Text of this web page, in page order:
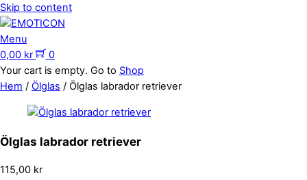
Skip to content
Menu
0,00 kr
0
Your cart is empty. Go to Shop
Hem / Ölglas / Ölglas labrador retriever
Ölglas labrador retriever
115,00 kr